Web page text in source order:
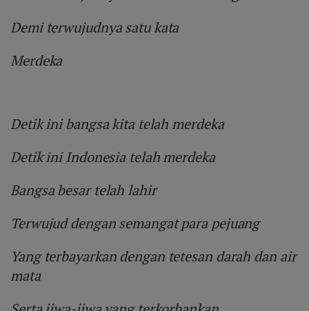
Demi terwujudnya satu kata
Merdeka
Detik ini bangsa kita telah merdeka
Detik ini Indonesia telah merdeka
Bangsa besar telah lahir
Terwujud dengan semangat para pejuang
Yang terbayarkan dengan tetesan darah dan air
mata